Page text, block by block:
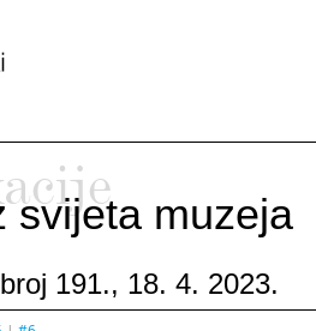
svijeta muzeja
191., 18. 4. 2023.